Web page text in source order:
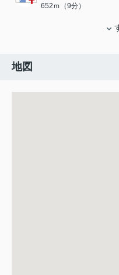
652ｍ（9分）
地図